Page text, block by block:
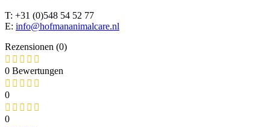
T: +31 (0)548 54 52 77
E: info@hofmananimalcare.nl
Rezensionen (0)
0 Bewertungen
0
0